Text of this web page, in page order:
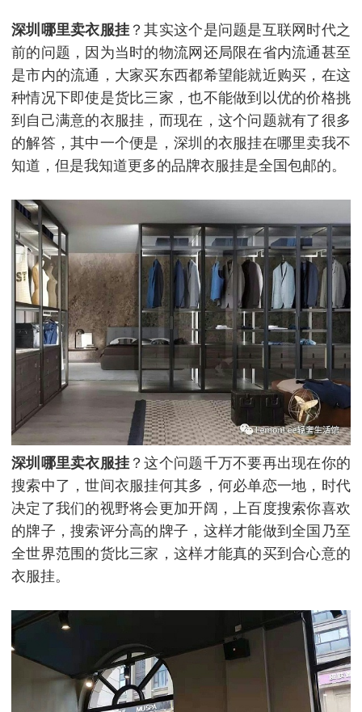
深圳哪里卖衣服挂 ？其实这个是问题是互联网时代之
前的问题，因为当时的物流网还局限在省内流通甚至
是市内的流通，大家买东西都希望能就近购买，在这
种情况下即使是货比三家，也不能做到以优的价格挑
到自己满意的衣服挂，而现在，这个问题就有了很多
的解答，其中一个便是，深圳的衣服挂在哪里卖我不
知道，但是我知道更多的品牌衣服挂是全国包邮的。
深圳哪里卖衣服挂 ？这个问题千万不要再出现在你的
搜索中了，世间衣服挂何其多，何必单恋一地，时代
决定了我们的视野将会更加开阔，上百度搜索你喜欢
的牌子，搜索评分高的牌子，这样才能做到全国乃至
全世界范围的货比三家，这样才能真的买到合心意的
衣服挂。